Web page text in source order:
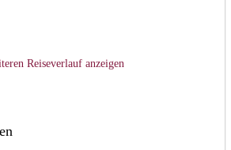
Reiseverlauf anzeigen